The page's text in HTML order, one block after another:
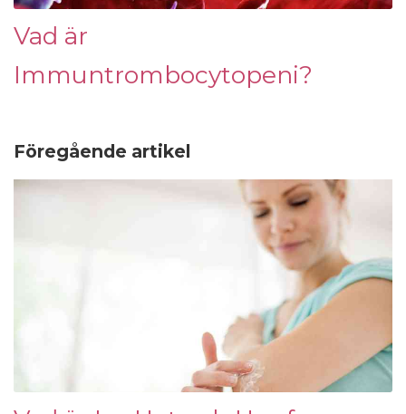
Vad är
Immuntrombocytopeni?
Föregående artikel